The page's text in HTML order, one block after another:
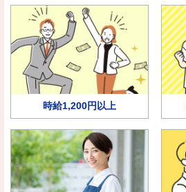
時給1,200円以上